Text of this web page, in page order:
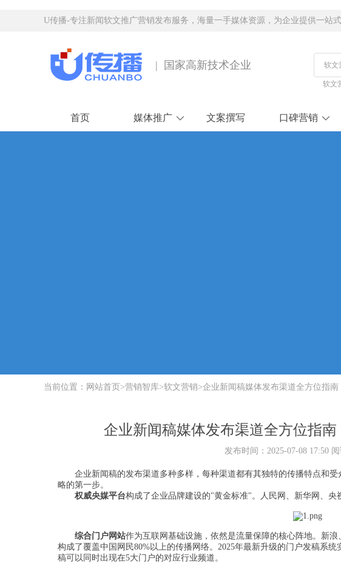
U传播-专注新闻软文推广营销发布服务，海量一手媒体资源，为企业提供一站
| 国家高新技术企业
软文
首页 媒体推广 文案撰写 口碑营销
当前位置： 网站首页 >营销智库>软文营销>企业新闻稿媒体发布渠道全方位指
企业新闻稿媒体发布渠道全方位指
发布时间：2025-07-08 17:50
企业新闻稿的发布渠道多种多样，每种渠道都有其独特的传播特点和受
略的第一步。
权威央媒平台构成了企业品牌建设的"黄金标准"。人民网、新华网、央
综合门户网站作为互联网基础设施，依然是流量保障的核心阵地。新
构成了覆盖中国网民80%以上的传播网络。2025年最新升级的门户发稿系
稿可以同时出现在5大门户的对应行业频道。